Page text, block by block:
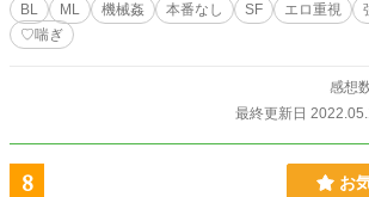
BL ML 機械姦 本番なし SF エロ重視
♡喘ぎ
感想
最終更新日
8 お